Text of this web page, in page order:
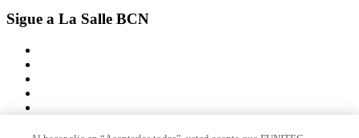
Sigue a La Salle BCN